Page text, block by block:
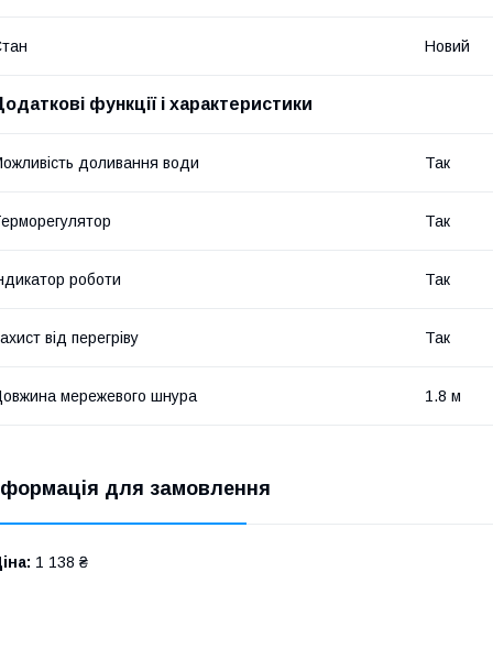
Новий
функції і характеристики
доливання води Так
Так
роботи Так
від перегріву Так
мережевого шнура 1.8 м
для замовлення
1 138 ₴